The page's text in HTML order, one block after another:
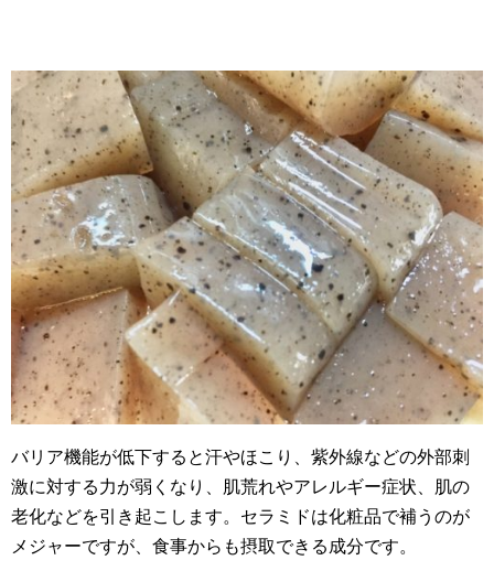
バリア機能が低下すると汗やほこり、紫外線などの外部刺
激に対する力が弱くなり、肌荒れやアレルギー症状、肌の
老化などを引き起こします。セラミドは化粧品で補うのが
メジャーですが、食事からも摂取できる成分です。